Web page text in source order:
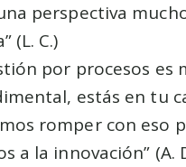
perspectiva
(L. C.)
por procesos es
estás en tu
romper con eso
a la innovación” (A.